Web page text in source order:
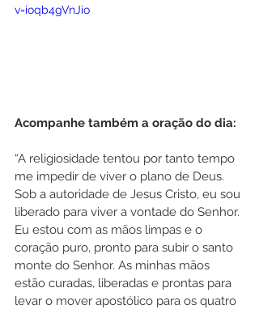
v=ioqb4gVnJio
Acompanhe também a oração do dia:
“A religiosidade tentou por tanto tempo
me impedir de viver o plano de Deus.
Sob a autoridade de Jesus Cristo, eu sou
liberado para viver a vontade do Senhor.
Eu estou com as mãos limpas e o
coração puro, pronto para subir o santo
monte do Senhor. As minhas mãos
estão curadas, liberadas e prontas para
levar o mover apostólico para os quatro